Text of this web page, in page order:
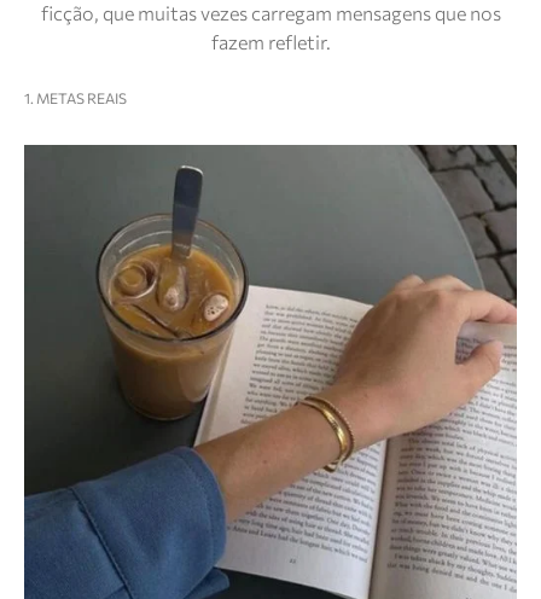
ficção, que muitas vezes carregam mensagens que nos
fazem refletir.
1. METAS REAIS